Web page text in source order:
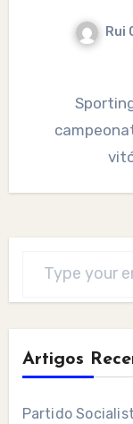
Rui
Artigos
Partido